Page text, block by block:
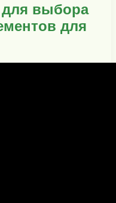
выбора
для